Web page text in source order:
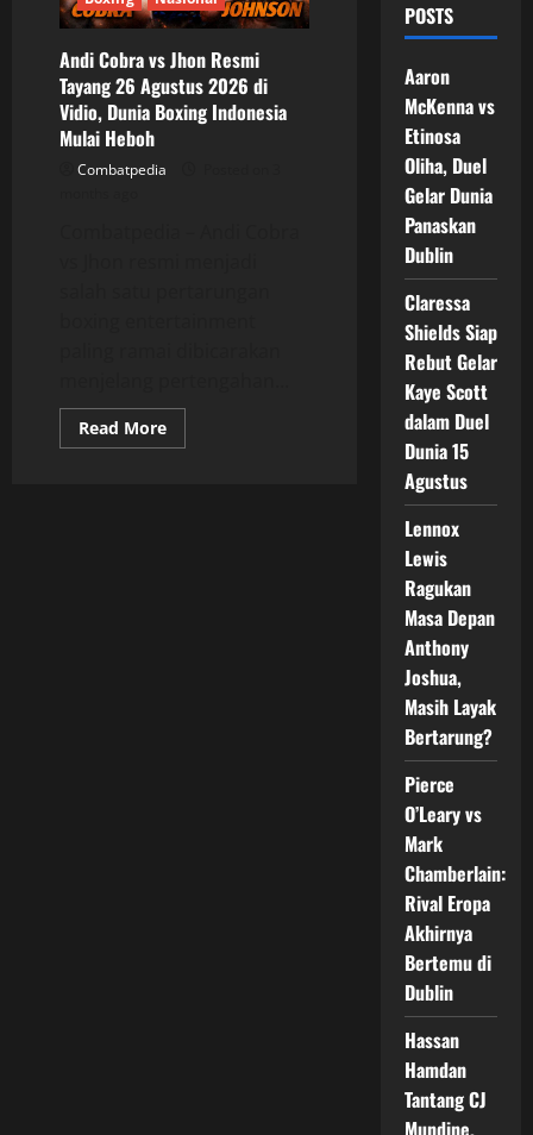
Andi Cobra vs Jhon Resmi
Tayang 26 Agustus 2026 di
Vidio, Dunia Boxing Indonesia
Mulai Heboh
Combatpedia
Read MoreRead
more
POSTS
Aaron
McKenna vs
Etinosa
Oliha, Duel
Gelar Dunia
Panaskan
Dublin
Claressa
Shields Siap
Rebut Gelar
Kaye Scott
dalam Duel
Dunia 15
Agustus
Lennox
Lewis
Ragukan
Masa Depan
Anthony
Joshua,
Masih Layak
Bertarung?
Pierce
O’Leary vs
Mark
Chamberlain:
Rival Eropa
Akhirnya
Bertemu di
Dublin
Hassan
Hamdan
Tantang CJ